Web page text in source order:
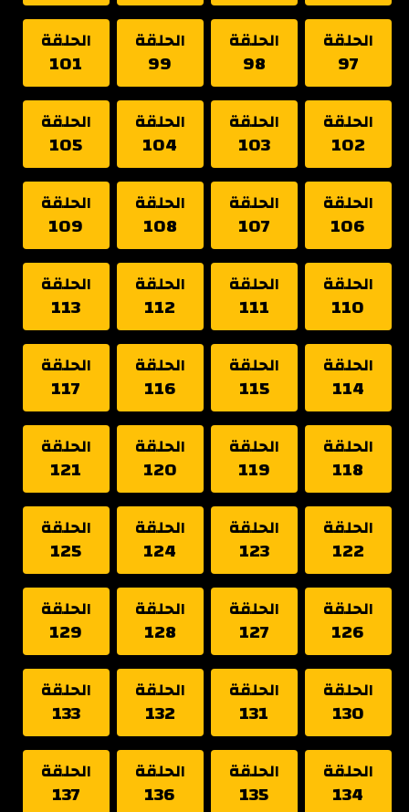
الحلقة
97
الحلقة
98
الحلقة
99
الحلقة
101
الحلقة
102
الحلقة
103
الحلقة
104
الحلقة
105
الحلقة
106
الحلقة
107
الحلقة
108
الحلقة
109
الحلقة
110
الحلقة
111
الحلقة
112
الحلقة
113
الحلقة
114
الحلقة
115
الحلقة
116
الحلقة
117
الحلقة
118
الحلقة
119
الحلقة
120
الحلقة
121
الحلقة
122
الحلقة
123
الحلقة
124
الحلقة
125
الحلقة
126
الحلقة
127
الحلقة
128
الحلقة
129
الحلقة
130
الحلقة
131
الحلقة
132
الحلقة
133
الحلقة
134
الحلقة
135
الحلقة
136
الحلقة
137